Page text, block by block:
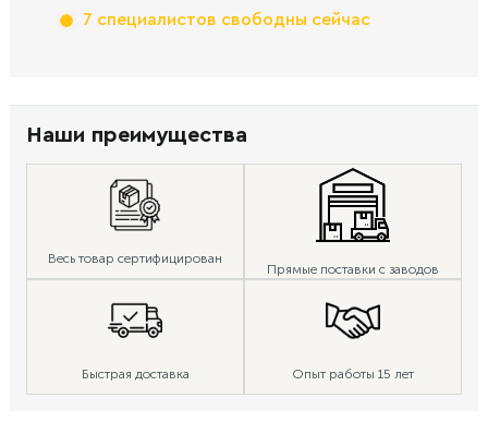
7 специалистов свободны сейчас
Наши преимущества
Весь товар сертифицирован
Прямые поставки с заводов
Быстрая доставка Опыт работы 15 лет